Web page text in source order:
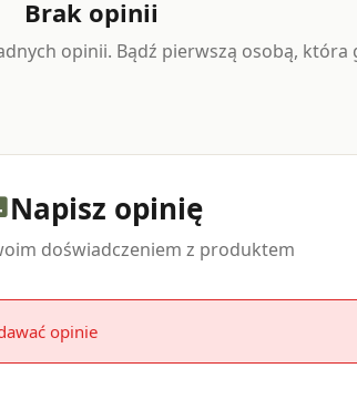
Brak opinii
opinii. Bądź pierwszą osobą, która
Napisz opinię
doświadczeniem z produktem
opinie